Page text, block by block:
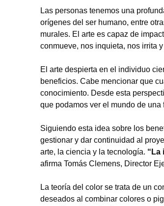
Las personas tenemos una
orígenes del ser humano, entre
murales. El arte es capaz de
conmueve, nos inquieta, nos irrita
El arte despierta en el individuo
beneficios. Cabe mencionar que
conocimiento. Desde esta
que podamos ver el mundo de una
Siguiendo esta idea sobre los
gestionar y dar continuidad al
arte, la ciencia y la tecnología. “La
afirma Tomás Clemens, Director
La teoría del color se trata de un
deseados al combinar colores o